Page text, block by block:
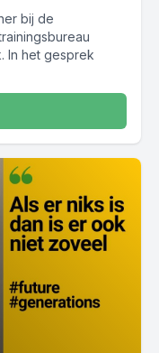
bij de
In het gesprek